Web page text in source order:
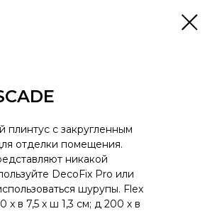
плинтус с закругленным
отделки помещения.
никакой
DecoFix Pro или
шурупы. Flex
x в 7,5 x ш 1,3 см; д 200 x в